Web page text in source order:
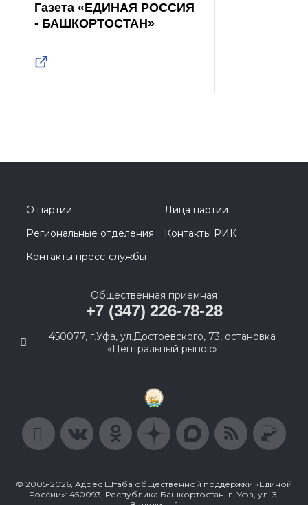
Газета «ЕДИНАЯ РОССИЯ
- БАШКОРТОСТАН»
О партии
Лица партии
Региональные отделения
Контакты РИК
Контакты пресс-службы
Общественная приемная
+7 (347) 226-78-28
450077, г.Уфа, ул.Достоевского, 73, остановка
«Центральный рынок»
© 2005-2026, Адрес Штаба общественной поддержки «Единой
России»: 450093, Республика Башкортостан, г. Уфа, ул. З.